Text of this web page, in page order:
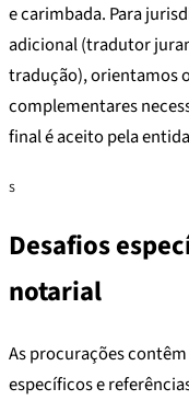
e carimbada. Para
adicional (tradutor
tradução), orientamos
complementares
final é aceito pela
S
Desafios
notarial
As procurações
específicos e